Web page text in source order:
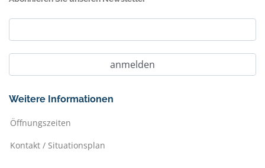
Weitere Informationen
Öffnungszeiten
Kontakt / Situationsplan